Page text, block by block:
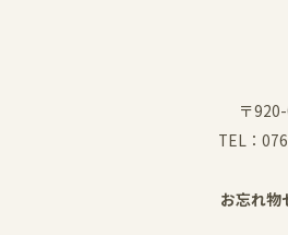
〒
TEL：
お忘れ